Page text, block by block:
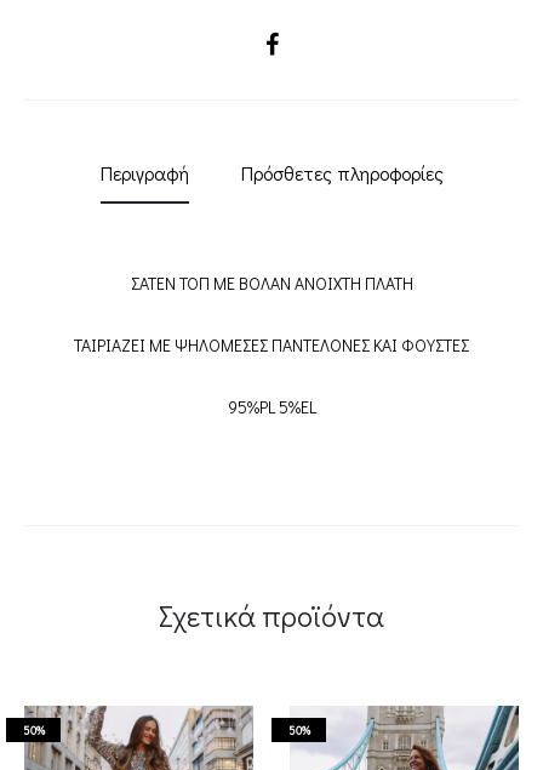
SHARE
Περιγραφή Πρόσθετες πληροφορίες
ΣΑΤΕΝ ΤΟΠ ΜΕ ΒΟΛΑΝ ΑΝΟΙΧΤΗ ΠΛΑΤΗ
ΤΑΙΡΙΑΖΕΙ ΜΕ ΨΗΛΟΜΕΣΕΣ ΠΑΝΤΕΛΟΝΕΣ ΚΑΙ ΦΟΥΣΤΕΣ
95%PL 5%EL
Σχετικά προϊόντα
50% 50%